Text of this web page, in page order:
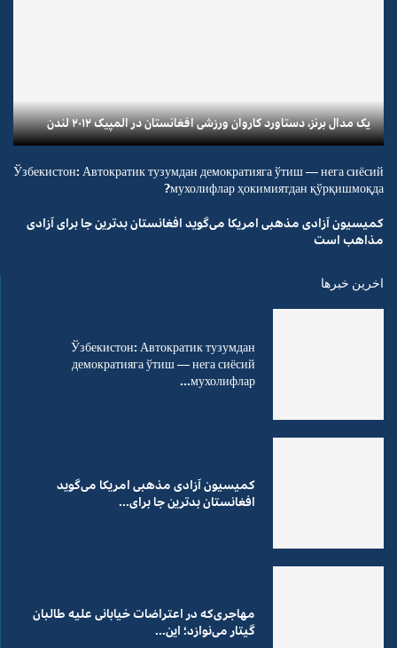
یک مدال برنز، دستاورد کاروان ورزشی افغانستان در المپیک ۲۰۱۲ لندن
Ўзбекистон: Автократик тузумдан демократияга ўтиш — нега сиёсий
мухолифлар ҳокимиятдан қўрқишмоқда?
کمیسیون آزادی مذهبی امریکا می‌گوید افغانستان بدترین جا برای آزادی
مذاهب است
اخرین خبرها
Ўзбекистон: Автократик тузумдан
демократияга ўтиш — нега сиёсий
мухолифлар...
کمیسیون آزادی مذهبی امریکا می‌گوید
افغانستان بدترین جا برای...
مهاجری‌که در اعتراضات خیابانی علیه طالبان
گیتار می‌نوازد؛ این...